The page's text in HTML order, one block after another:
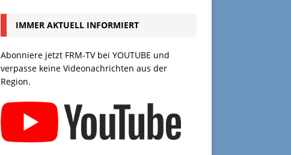
IMMER AKTUELL INFORMIERT
Abonniere jetzt FRM-TV bei YOUTUBE und
verpasse keine Videonachrichten aus der
Region.